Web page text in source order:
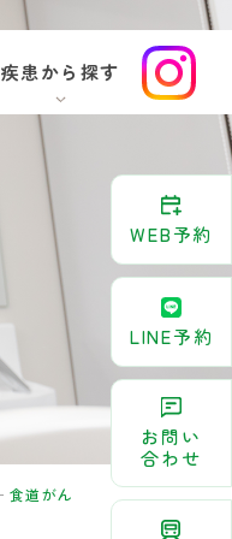
疾患から探す
食道がん
WEB予約
LINE予約
お問い
合わせ